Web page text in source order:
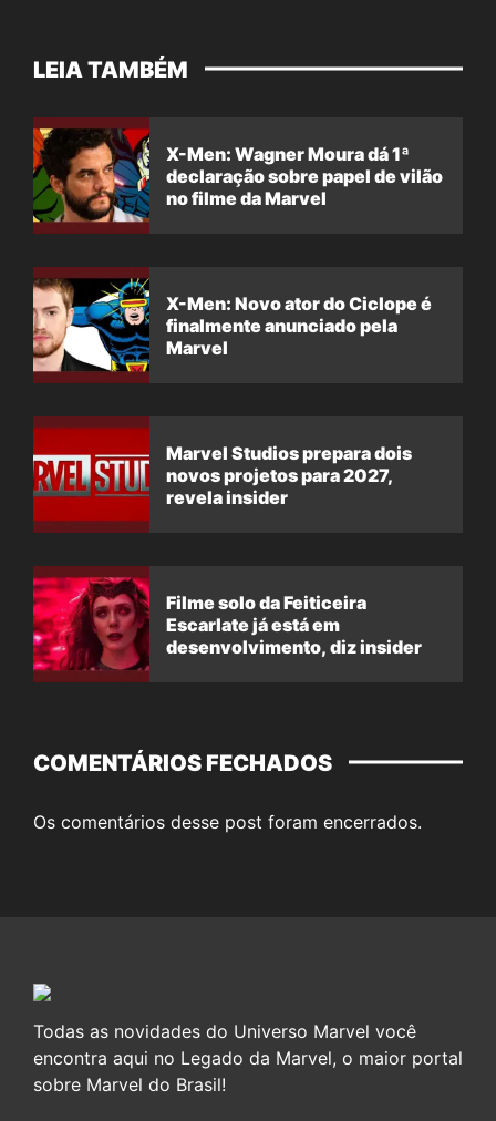
LEIA TAMBÉM
X-Men: Wagner Moura dá 1ª
declaração sobre papel de vilão
no filme da Marvel
X-Men: Novo ator do Ciclope é
finalmente anunciado pela
Marvel
Marvel Studios prepara dois
novos projetos para 2027,
revela insider
Filme solo da Feiticeira
Escarlate já está em
desenvolvimento, diz insider
COMENTÁRIOS FECHADOS
Os comentários desse post foram encerrados.
Todas as novidades do Universo Marvel você
encontra aqui no Legado da Marvel, o maior portal
sobre Marvel do Brasil!